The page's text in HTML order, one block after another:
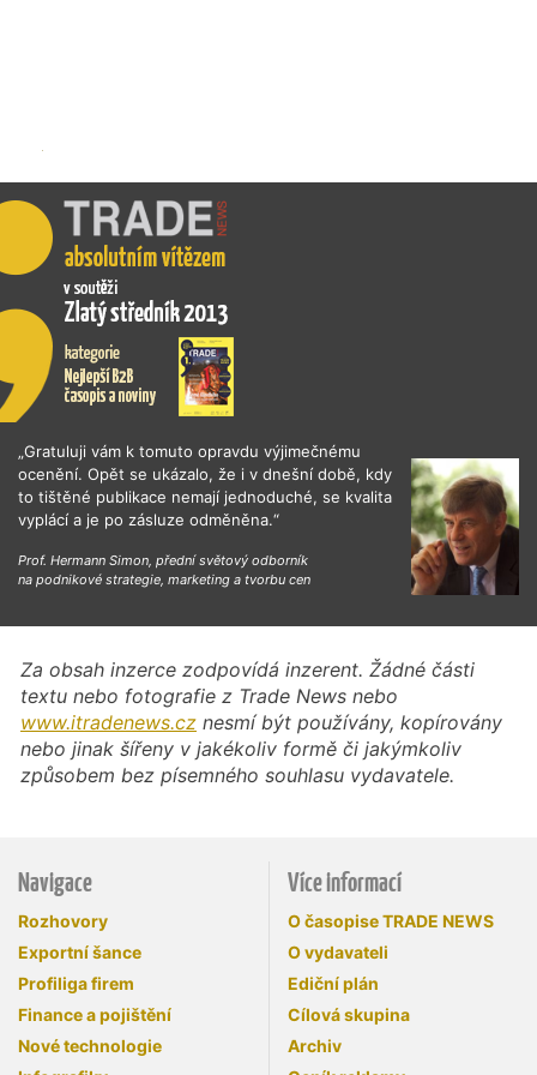
„Gratuluji vám k tomuto opravdu výjimečnému
ocenění. Opět se ukázalo, že i v dnešní době, kdy
to tištěné publikace nemají jednoduché, se kvalita
vyplácí a je po zásluze odměněna.“
Prof. Hermann Simon, přední světový odborník
na podnikové strategie, marketing a tvorbu cen
Za obsah inzerce zodpovídá inzerent. Žádné části
textu nebo fotografie z Trade News nebo
www.itradenews.cz nesmí být používány, kopírovány
nebo jinak šířeny v jakékoliv formě či jakýmkoliv
způsobem bez písemného souhlasu vydavatele.
Navigace
Rozhovory
Exportní šance
Profiliga firem
Finance a pojištění
Nové technologie
Více informací
O časopise TRADE NEWS
O vydavateli
Ediční plán
Cílová skupina
Archiv